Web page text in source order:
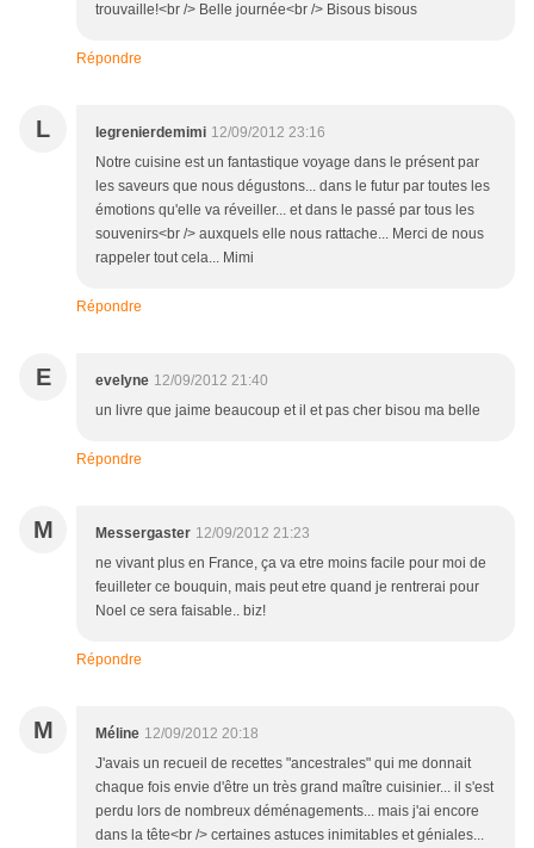
trouvaille!<br /> Belle journée<br /> Bisous bisous
Répondre
L legrenierdemimi 12/09/2012 23:16
Notre cuisine est un fantastique voyage dans le présent par
les saveurs que nous dégustons... dans le futur par toutes les
émotions qu'elle va réveiller... et dans le passé par tous les
souvenirs<br /> auxquels elle nous rattache... Merci de nous
rappeler tout cela... Mimi
Répondre
E evelyne 12/09/2012 21:40
un livre que jaime beaucoup et il et pas cher bisou ma belle
Répondre
M Messergaster 12/09/2012 21:23
ne vivant plus en France, ça va etre moins facile pour moi de
feuilleter ce bouquin, mais peut etre quand je rentrerai pour
Noel ce sera faisable.. biz!
Répondre
M Méline 12/09/2012 20:18
J'avais un recueil de recettes "ancestrales" qui me donnait
chaque fois envie d'être un très grand maître cuisinier... il s'est
perdu lors de nombreux déménagements... mais j'ai encore
dans la tête<br /> certaines astuces inimitables et géniales...